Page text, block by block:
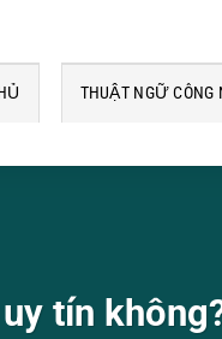
THUẬT NGỮ CÔNG
tín